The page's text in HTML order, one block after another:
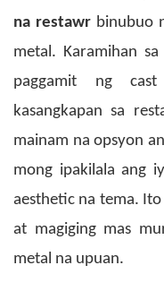
na restawr binubuo
metal. Karamihan
paggamit ng
kasangkapan sa
mainam na opsyon
mong ipakilala ang
aesthetic na tema.
at magiging mas
metal na upuan.